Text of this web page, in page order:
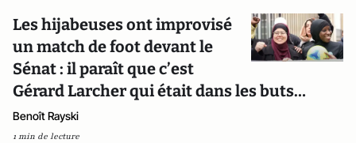
Les hijabeuses ont improvisé
un match de foot devant le
Sénat : il paraît que c’est
Gérard Larcher qui était dans les buts…
Benoît Rayski
1 min de lecture